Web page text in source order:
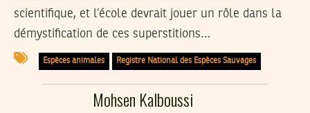
scientifique, et l’école devrait jouer un rôle dans la
démystification de ces superstitions…
Espèces animales Registre National des Espèces Sauvages
Mohsen Kalboussi